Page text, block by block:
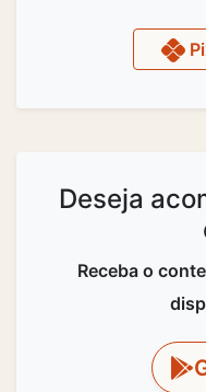
Deseja
Receba o